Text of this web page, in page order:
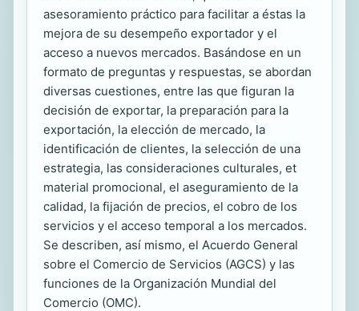
asesoramiento práctico para facilitar a éstas la
mejora de su desempeño exportador y el
acceso a nuevos mercados. Basándose en un
formato de preguntas y respuestas, se abordan
diversas cuestiones, entre las que figuran la
decisión de exportar, la preparación para la
exportación, la elección de mercado, la
identificación de clientes, la selección de una
estrategia, las consideraciones culturales, et
material promocional, el aseguramiento de la
calidad, la fijación de precios, el cobro de los
servicios y el acceso temporal a los mercados.
Se describen, así mismo, el Acuerdo General
sobre el Comercio de Servicios (AGCS) y las
funciones de la Organización Mundial del
Comercio (OMC).